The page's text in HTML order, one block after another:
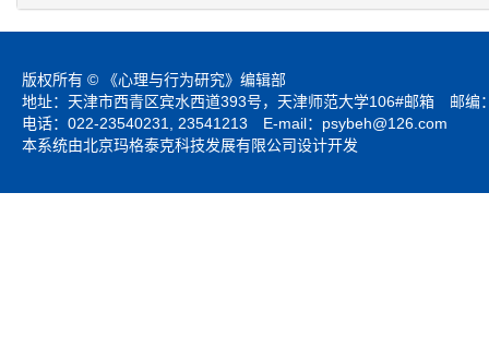
版权所有 © 《心理与行为研究》编辑部
地址：天津市西青区宾水西道393号，天津师范大学106#邮箱 邮编
电话：022-23540231, 23541213 E-mail： psybeh@126.com
本系统由北京玛格泰克科技发展有限公司设计开发